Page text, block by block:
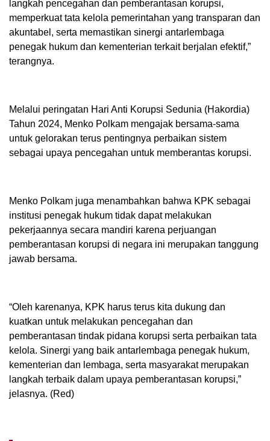
langkah pencegahan dan pemberantasan korupsi,
memperkuat tata kelola pemerintahan yang transparan dan
akuntabel, serta memastikan sinergi antarlembaga
penegak hukum dan kementerian terkait berjalan efektif,”
terangnya.
Melalui peringatan Hari Anti Korupsi Sedunia (Hakordia)
Tahun 2024, Menko Polkam mengajak bersama-sama
untuk gelorakan terus pentingnya perbaikan sistem
sebagai upaya pencegahan untuk memberantas korupsi.
Menko Polkam juga menambahkan bahwa KPK sebagai
institusi penegak hukum tidak dapat melakukan
pekerjaannya secara mandiri karena perjuangan
pemberantasan korupsi di negara ini merupakan tanggung
jawab bersama.
“Oleh karenanya, KPK harus terus kita dukung dan
kuatkan untuk melakukan pencegahan dan
pemberantasan tindak pidana korupsi serta perbaikan tata
kelola. Sinergi yang baik antarlembaga penegak hukum,
kementerian dan lembaga, serta masyarakat merupakan
langkah terbaik dalam upaya pemberantasan korupsi,”
jelasnya. (Red)